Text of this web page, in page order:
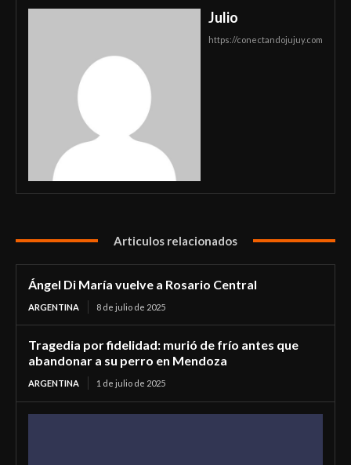
Julio
https://conectandojujuy.com
Articulos relacionados
Ángel Di María vuelve a Rosario Central
ARGENTINA 8 de julio de 2025
Tragedia por fidelidad: murió de frío antes que
abandonar a su perro en Mendoza
ARGENTINA 1 de julio de 2025